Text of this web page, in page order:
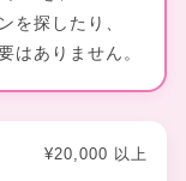
を探したり、
はありません。
¥20,000 以上